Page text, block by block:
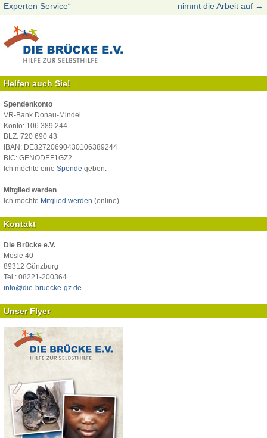
Experten Service“
nimmt die Arbeit auf →
Helfen auch Sie!
Spendenkonto
VR-Bank Donau-Mindel
Konto: 106 389 244
BLZ: 720 690 43
IBAN: DE32720690430106389244
BIC: GENODEF1GZ2
Ich möchte eine Spende geben.
Mitglied werden
Ich möchte Mitglied werden (online)
Kontakt
Die Brücke e.V.
Mösle 40
89312 Günzburg
Tel.: 08221-200364
info@die-bruecke-gz.de
Unser Flyer